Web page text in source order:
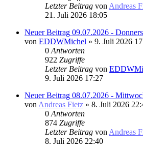
Letzter Beitrag von Andreas
21. Juli 2026 18:05
Neuer Beitrag 09.07.2026 -
von EDDWMichel » 9. Juli 2026
0 Antworten
922 Zugriffe
Letzter Beitrag von
9. Juli 2026 17:27
Neuer Beitrag 08.07.2026 -
von Andreas Fietz » 8. Juli 2026
0 Antworten
874 Zugriffe
Letzter Beitrag von Andreas
8. Juli 2026 22:40